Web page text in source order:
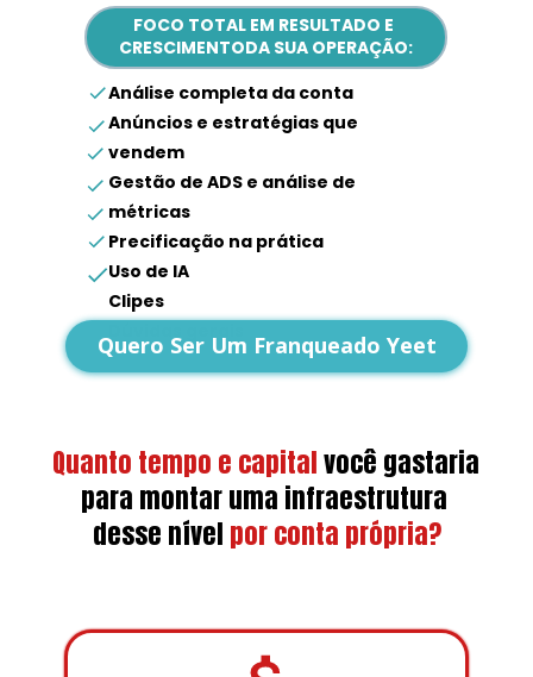
FOCO TOTAL EM RESULTADO E
CRESCIMENTODA SUA OPERAÇÃO:
Análise completa da conta
Anúncios e estratégias que
vendem
Gestão de ADS e análise de
métricas
Precificação na prática
Uso de IA
Clipes
Quero Ser Um Franqueado Yeet
Quanto tempo e capitalvocê gastaria
para montar uma infraestrutura
desse nível por conta própria?